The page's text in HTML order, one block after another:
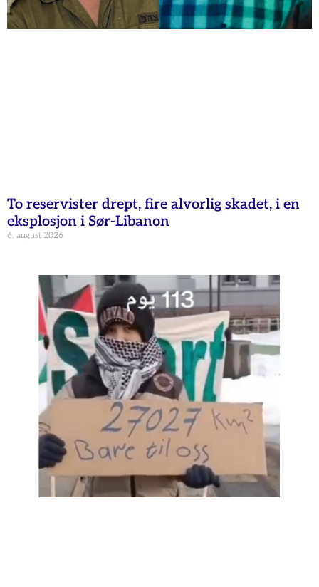
To reservister drept, fire alvorlig skadet, i en
eksplosjon i Sør-Libanon
6. august 2026